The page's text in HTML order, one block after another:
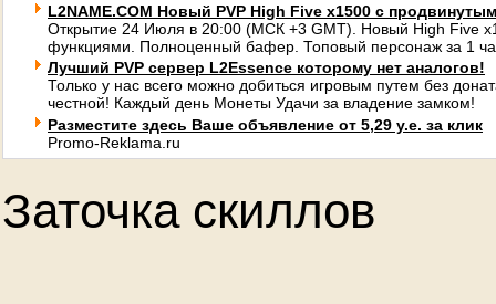
L2NAME.COM Новый PVP High Five x1500 с
Открытие 24 Июля в 20:00 (МСК +3 GMT). Новый High Five
функциями. Полноценный бафер. Топовый персонаж за 1
Лучший PVP сервер L2Essence которому нет аналогов!
Только у нас всего можно добиться игровым путем без
честной! Каждый день Монеты Удачи за владение замком!
Разместите здесь Ваше объявление от 5,29 у.е. за клик
Promo-Reklama.ru
Заточка скиллов